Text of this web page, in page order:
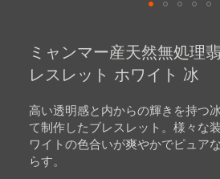
beginning
images
gallery
ミャンマー産天然無処
レスレット ホワイト 冰
高い透明感と内からの輝きを持つ
て制作したブレスレット。様々な
ワイトの色合いが爽やかでピュア
らす。